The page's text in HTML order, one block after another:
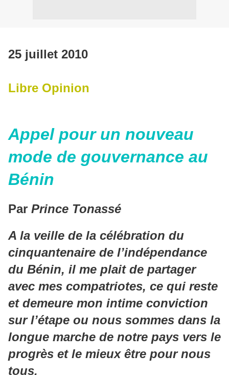
25 juillet 2010
Libre Opinion
Appel pour un nouveau
mode de gouvernance au
Bénin
Par Prince Tonassé
A la veille de la célébration du
cinquantenaire de l’indépendance
du Bénin, il me plait de partager
avec mes compatriotes, ce qui reste
et demeure mon intime conviction
sur l’étape ou nous sommes dans la
longue marche de notre pays vers le
progrès et le mieux être pour nous
tous.